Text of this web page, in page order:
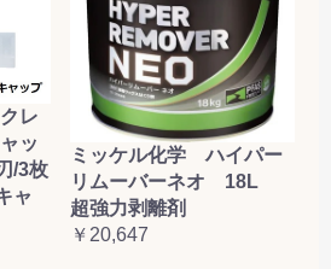
レ
ッ
/3枚
ャ
ミッケル化学 ハイパー
リムーバーネオ 18L
超強力剥離剤
￥20,647